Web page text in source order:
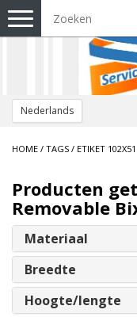
Nederlands
Toggle
navigation
HOME / TAGS / ETIKET
Producten
Removable
Materiaal
Breedte
Hoogte/lengte